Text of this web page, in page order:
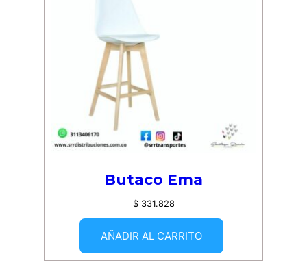
Butaco Ema
$331.828
AÑADIR AL CARRITO